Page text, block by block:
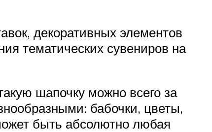
декоративных элементов
тематических сувениров на
шапочку можно всего за
бабочки, цветы,
быть абсолютно любая